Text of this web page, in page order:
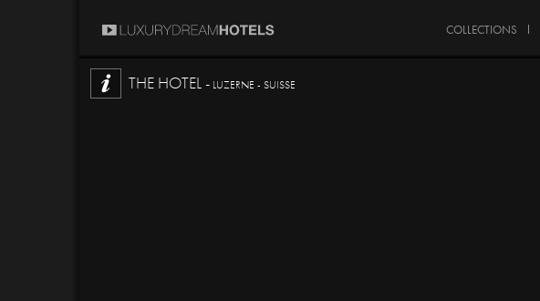
COLLECTIONS
THE HOTEL - LUZERNE - SUISSE